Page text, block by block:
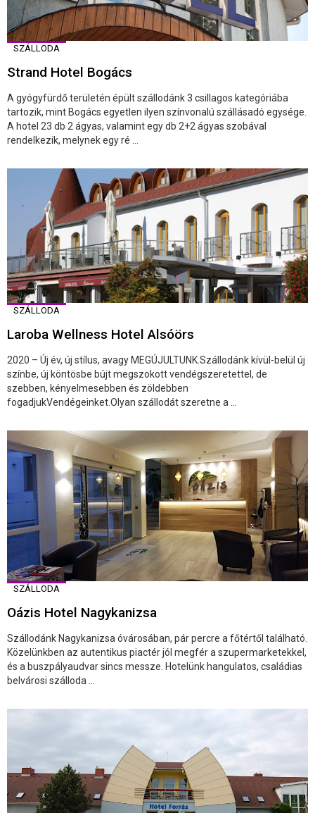
SZÁLLODA
Strand Hotel Bogács
A gyógyfürdő területén épült szállodánk 3 csillagos kategóriába
tartozik, mint Bogács egyetlen ilyen színvonalú szállásadó egysége.
A hotel 23 db 2 ágyas, valamint egy db 2+2 ágyas szobával
rendelkezik, melynek egy ré ...
SZÁLLODA
Laroba Wellness Hotel Alsóörs
2020 – Új év, új stílus, avagy MEGÚJULTUNK.Szállodánk kívül-belül új
színbe, új köntösbe bújt megszokott vendégszeretettel, de
szebben, kényelmesebben és zöldebben
fogadjukVendégeinket.Olyan szállodát szeretne a ...
SZÁLLODA
Oázis Hotel Nagykanizsa
Szállodánk Nagykanizsa óvárosában, pár percre a főtértől található.
Közelünkben az autentikus piactér jól megfér a szupermarketekkel,
és a buszpályaudvar sincs messze. Hotelünk hangulatos, családias
belvárosi szálloda ...